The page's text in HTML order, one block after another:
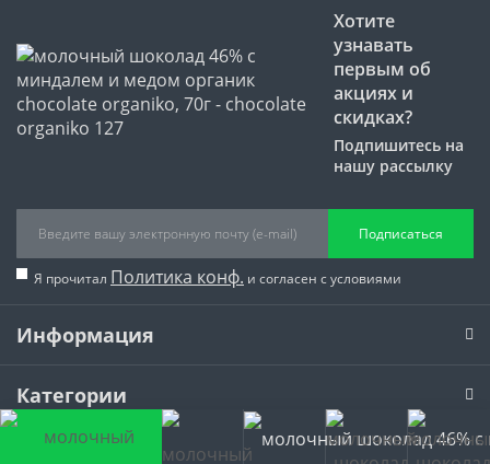
Хотите
узнавать
первым об
акциях и
скидках?
Подпишитесь на
нашу рассылку
Подписаться
Я прочитал Политика конф. и согласен с условиями
Информация
Категории